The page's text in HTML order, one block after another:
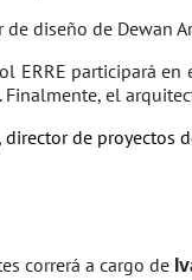
ERRE participará
el
correrá a cargo de